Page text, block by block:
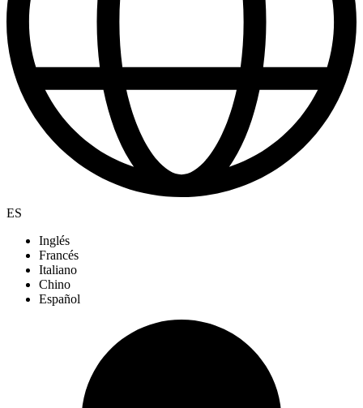
ES
Inglés
Francés
Italiano
Chino
Español